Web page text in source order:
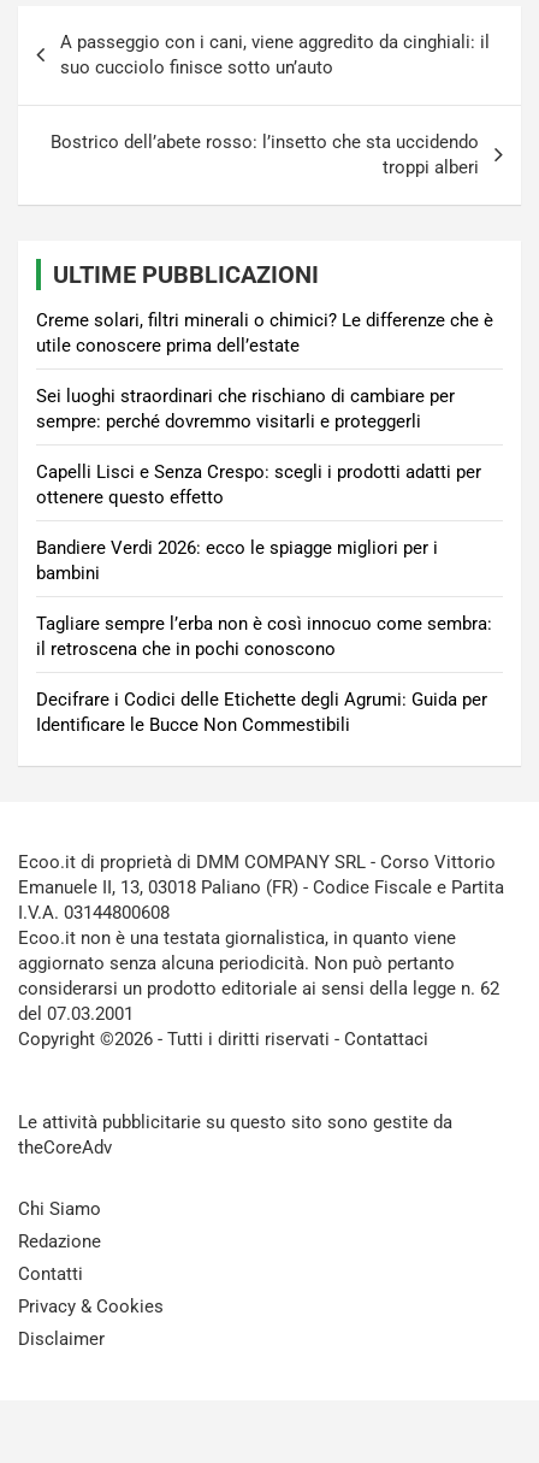
articoli
A passeggio con i cani, viene aggredito da cinghiali: il
suo cucciolo finisce sotto un’auto
Bostrico dell’abete rosso: l’insetto che sta uccidendo
troppi alberi
ULTIME PUBBLICAZIONI
Creme solari, filtri minerali o chimici? Le differenze che è
utile conoscere prima dell’estate
Sei luoghi straordinari che rischiano di cambiare per
sempre: perché dovremmo visitarli e proteggerli
Capelli Lisci e Senza Crespo: scegli i prodotti adatti per
ottenere questo effetto
Bandiere Verdi 2026: ecco le spiagge migliori per i
bambini
Tagliare sempre l’erba non è così innocuo come sembra:
il retroscena che in pochi conoscono
Decifrare i Codici delle Etichette degli Agrumi: Guida per
Identificare le Bucce Non Commestibili
Ecoo.it di proprietà di DMM COMPANY SRL - Corso Vittorio
Emanuele II, 13, 03018 Paliano (FR) - Codice Fiscale e Partita
I.V.A. 03144800608
Ecoo.it non è una testata giornalistica, in quanto viene
aggiornato senza alcuna periodicità. Non può pertanto
considerarsi un prodotto editoriale ai sensi della legge n. 62
del 07.03.2001
Copyright ©2026 - Tutti i diritti riservati - Contattaci
Le attività pubblicitarie su questo sito sono gestite da
theCoreAdv
Chi Siamo
Redazione
Contatti
Privacy & Cookies
Disclaimer